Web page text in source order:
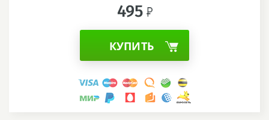
495
КУПИТЬ